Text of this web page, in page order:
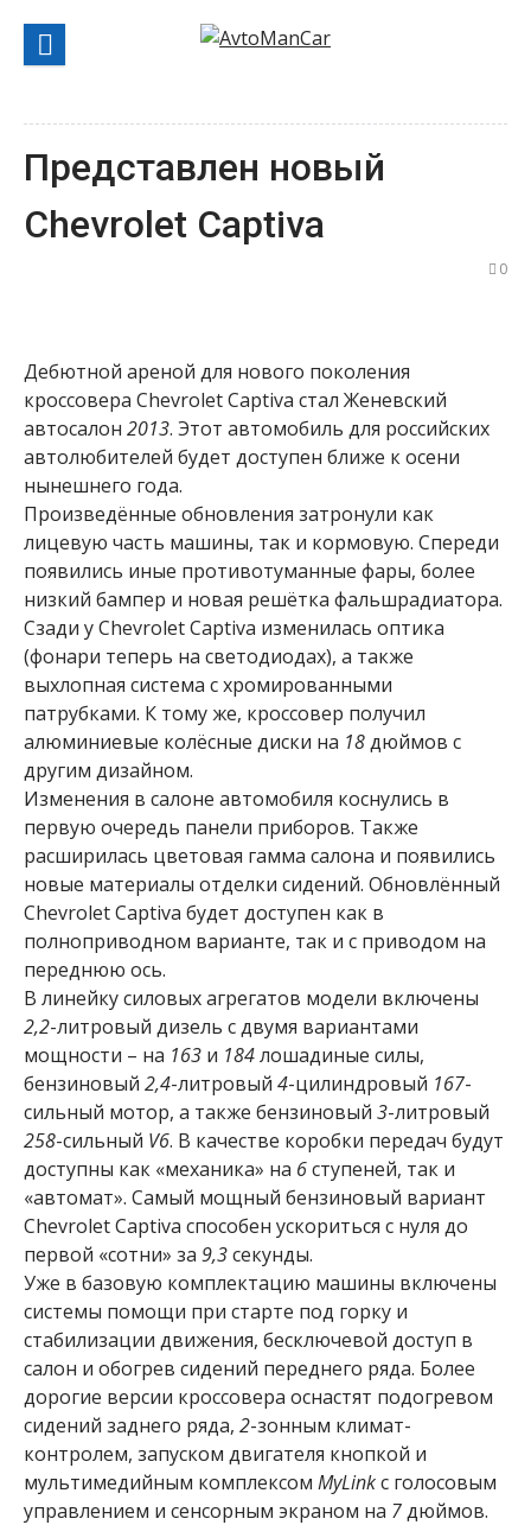
содержанию
Представлен новый
Chevrolet Captiva
0
Дебютной ареной для нового поколения
кроссовера Chevrolet Captiva стал Женевский
автосалон 2013. Этот автомобиль для российских
автолюбителей будет доступен ближе к осени
нынешнего года.
Произведённые обновления затронули как
лицевую часть машины, так и кормовую. Спереди
появились иные противотуманные фары, более
низкий бампер и новая решётка фальшрадиатора.
Сзади у Chevrolet Captiva изменилась оптика
(фонари теперь на светодиодах), а также
выхлопная система с хромированными
патрубками. К тому же, кроссовер получил
алюминиевые колёсные диски на 18дюймов с
другим дизайном.
Изменения в салоне автомобиля коснулись в
первую очередь панели приборов. Также
расширилась цветовая гамма салона и появились
новые материалы отделки сидений. Обновлённый
Chevrolet Captiva будет доступен как в
полноприводном варианте, так и с приводом на
переднюю ось.
В линейку силовых агрегатов модели включены
2,2-литровый дизель с двумя вариантами
мощности – на 163 и 184лошадиные силы,
бензиновый 2,4-литровый 4-цилиндровый 167-
сильный мотор, а также бензиновый 3-литровый
258-сильный V6. В качестве коробки передач будут
доступны как «механика» на 6ступеней, так и
«автомат». Самый мощный бензиновый вариант
Chevrolet Captiva способен ускориться с нуля до
первой «сотни» за 9,3секунды.
Уже в базовую комплектацию машины включены
системы помощи при старте под горку и
стабилизации движения, бесключевой доступ в
салон и обогрев сидений переднего ряда. Более
дорогие версии кроссовера оснастят подогревом
сидений заднего ряда, 2-зонным климат-
контролем, запуском двигателя кнопкой и
мультимедийным комплексом MyLinkс голосовым
управлением и сенсорным экраном на 7дюймов.